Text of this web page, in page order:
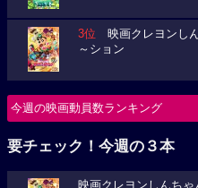
3位 映画クレヨンし
～ション
今週の映画動員数ランキング
要チェック！今週の３本
映画クレヨンしんち